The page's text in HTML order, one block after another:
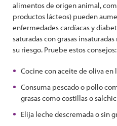
alimentos de origen animal,
productos lácteos) pueden
enfermedades cardíacas y
saturadas con grasas
su riesgo. Pruebe estos consejos:
Cocine con aceite de oliva
Consuma pescado o pollo
grasas como costillas o
Elija leche descremada o sin